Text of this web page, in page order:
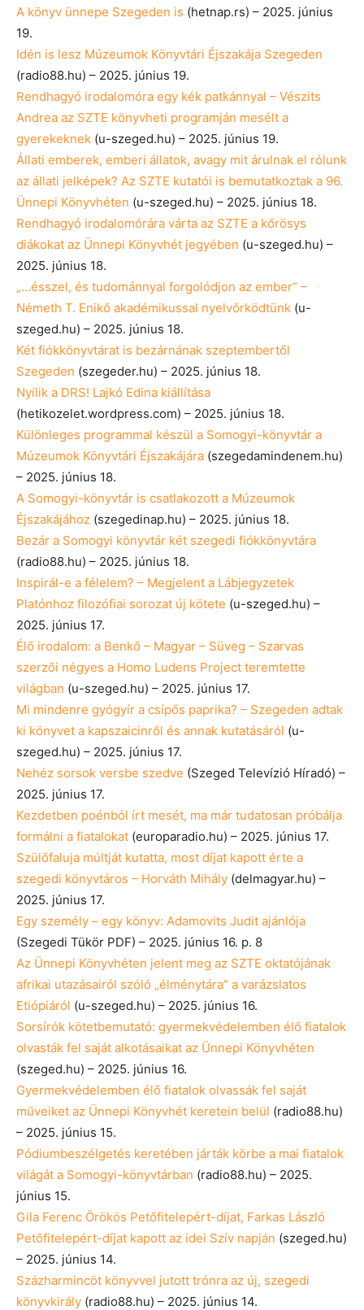
A könyv ünnepe Szegeden is (hetnap.rs) – 2025. június
19.
Idén is lesz Múzeumok Könyvtári Éjszakája Szegeden
(radio88.hu) – 2025. június 19.
Rendhagyó irodalomóra egy kék patkánnyal – Vészits
Andrea az SZTE könyvheti programján mesélt a
gyerekeknek (u-szeged.hu) – 2025. június 19.
Állati emberek, emberi állatok, avagy mit árulnak el rólunk
az állati jelképek? Az SZTE kutatói is bemutatkoztak a 96.
Ünnepi Könyvhéten (u-szeged.hu) – 2025. június 18.
Rendhagyó irodalomórára várta az SZTE a kőrösys
diákokat az Ünnepi Könyvhét jegyében (u-szeged.hu) –
2025. június 18.
„…ésszel, és tudománnyal forgolódjon az ember” –
Németh T. Enikő akadémikussal nyelvőrködtünk (u-
szeged.hu) – 2025. június 18.
Két fiókkönyvtárat is bezárnának szeptembertől
Szegeden (szegeder.hu) – 2025. június 18.
Nyílik a DRS! Lajkó Edina kiállítása
(hetikozelet.wordpress.com) – 2025. június 18.
Különleges programmal készül a Somogyi-könyvtár a
Múzeumok Könyvtári Éjszakájára (szegedamindenem.hu)
– 2025. június 18.
A Somogyi-könyvtár is csatlakozott a Múzeumok
Éjszakájához (szegedinap.hu) – 2025. június 18.
Bezár a Somogyi könyvtár két szegedi fiókkönyvtára
(radio88.hu) – 2025. június 18.
Inspirál-e a félelem? – Megjelent a Lábjegyzetek
Platónhoz filozófiai sorozat új kötete (u-szeged.hu) –
2025. június 17.
Élő irodalom: a Benkő – Magyar – Süveg – Szarvas
szerzői négyes a Homo Ludens Project teremtette
világban (u-szeged.hu) – 2025. június 17.
Mi mindenre gyógyír a csípős paprika? – Szegeden adtak
ki könyvet a kapszaicinről és annak kutatásáról (u-
szeged.hu) – 2025. június 17.
Nehéz sorsok versbe szedve (Szeged Televízió Híradó) –
2025. június 17.
Kezdetben poénból írt mesét, ma már tudatosan próbálja
formálni a fiatalokat (europaradio.hu) – 2025. június 17.
Szülőfaluja múltját kutatta, most díjat kapott érte a
szegedi könyvtáros – Horváth Mihály (delmagyar.hu) –
2025. június 17.
Egy személy – egy könyv: Adamovits Judit ajánlója
(Szegedi Tükör PDF) – 2025. június 16. p. 8
Az Ünnepi Könyvhéten jelent meg az SZTE oktatójának
afrikai utazásairól szóló „élménytára” a varázslatos
Etiópiáról (u-szeged.hu) – 2025. június 16.
Sorsírók kötetbemutató: gyermekvédelemben élő fiatalok
olvasták fel saját alkotásaikat az Ünnepi Könyvhéten
(szeged.hu) – 2025. június 16.
Gyermekvédelemben élő fiatalok olvassák fel saját
műveiket az Ünnepi Könyvhét keretein belül (radio88.hu)
– 2025. június 15.
Pódiumbeszélgetés keretében járták körbe a mai fiatalok
világát a Somogyi-könyvtárban (radio88.hu) – 2025.
június 15.
Gila Ferenc Örökös Petőfitelepért-díjat, Farkas László
Petőfitelepért-díjat kapott az idei Szív napján (szeged.hu)
– 2025. június 14.
Százharmincöt könyvvel jutott trónra az új, szegedi
könyvkirály (radio88.hu) – 2025. június 14.